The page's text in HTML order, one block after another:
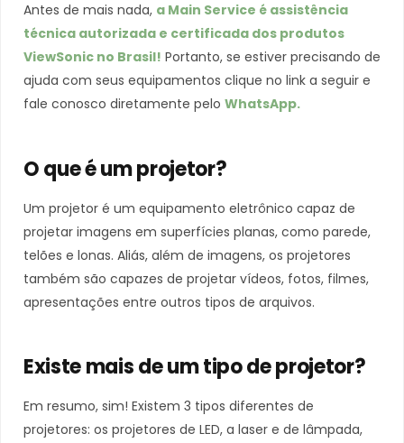
Antes de mais nada, a Main Service é assistência
técnica autorizada e certificada dos produtos
ViewSonic no Brasil! Portanto, se estiver precisando de
ajuda com seus equipamentos clique no link a seguir e
fale conosco diretamente pelo WhatsApp.
O que é um projetor?
Um projetor é um equipamento eletrônico capaz de
projetar imagens em superfícies planas, como parede,
telões e lonas. Aliás, além de imagens, os projetores
também são capazes de projetar vídeos, fotos, filmes,
apresentações entre outros tipos de arquivos.
Existe mais de um tipo de projetor?
Em resumo, sim! Existem 3 tipos diferentes de
projetores: os projetores de LED, a laser e de lâmpada,